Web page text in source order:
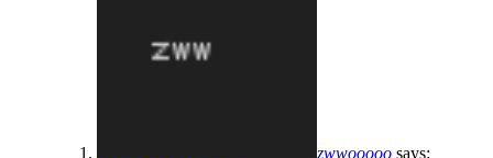
zwwooooo says: